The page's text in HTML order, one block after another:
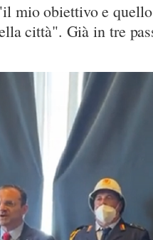
mio obiettivo e
città". Già in tre